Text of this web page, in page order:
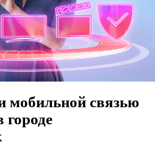
мобильной связью
городе